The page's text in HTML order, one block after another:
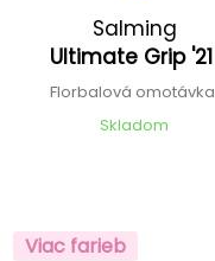
Salming
Ultimate Grip '21
Florbalová omotávka
Skladom
Viac farieb